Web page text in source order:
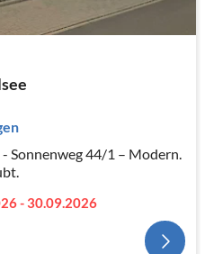
Sonnenweg 44/1 – Modern.
- 30.09.2026